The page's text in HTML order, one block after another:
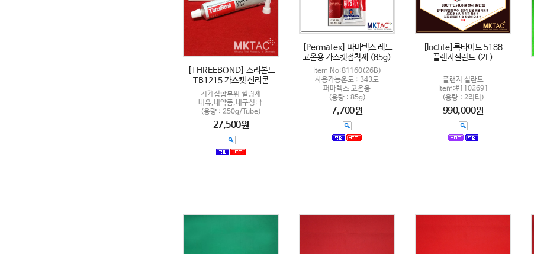
[THREEBOND] 스리본드
TB1215 가스켓 실리콘
기계접합부위 씰링제
내유,내약품,내구성:↑
(용량 : 250g/Tube)
27,500원
[Permatex] 파마텍스 레드
고온용 가스켓접착제 (85g)
Item No:81160(26B)
사용가능온도 : 343도
퍼마텍스 고온용
(용량 : 85g)
7,700원
[loctite]록타이트 5188
플랜지실란트 (2L)
플랜지 실란트
Item:#1102691
(용량 : 2리터)
990,000원